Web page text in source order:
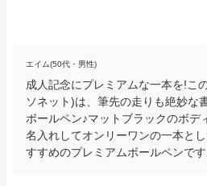
エイム(50代・男性)
成人記念にプレミアムな一本を!こ
ソネット)は、筆先の走りも絶妙な
ボールペン♪マットブラックのボデ
名入れしてオンリーワンの一本と
すすめのプレミアムボールペンです